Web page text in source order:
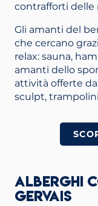
contrafforti delle
Gli amanti del
che cercano
relax: sauna,
amanti dello
attività offerte
sculpt,
ALBERGHI
GERVAIS